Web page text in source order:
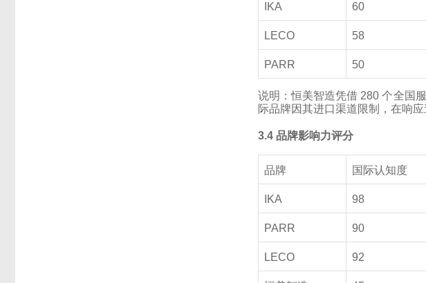
IKA 60
LECO 58
PARR 50
说明：恒美智造凭借 280 个全国
际品牌因其进口渠道限制，在响
3.4 品牌影响力评分
品牌 国际认知度
IKA 98
PARR 90
LECO 92